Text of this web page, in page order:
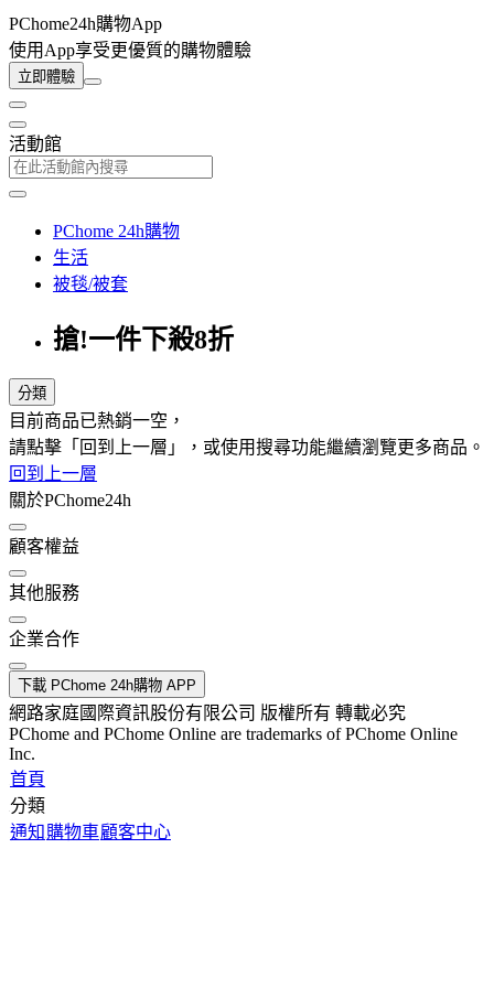
PChome24h購物App
使用App享受更優質的購物體驗
立即體驗
活動館
PChome 24h購物
生活
被毯/被套
搶!一件下殺8折
分類
目前商品已熱銷一空，
請點擊「回到上一層」，或使用搜尋功能繼續瀏覽更多商品。
回到上一層
關於PChome24h
顧客權益
其他服務
企業合作
下載 PChome 24h購物 APP
網路家庭國際資訊股份有限公司 版權所有 轉載必究
PChome and PChome Online are trademarks of PChome Online
Inc.
首頁
分類
通知 購物車顧客中心